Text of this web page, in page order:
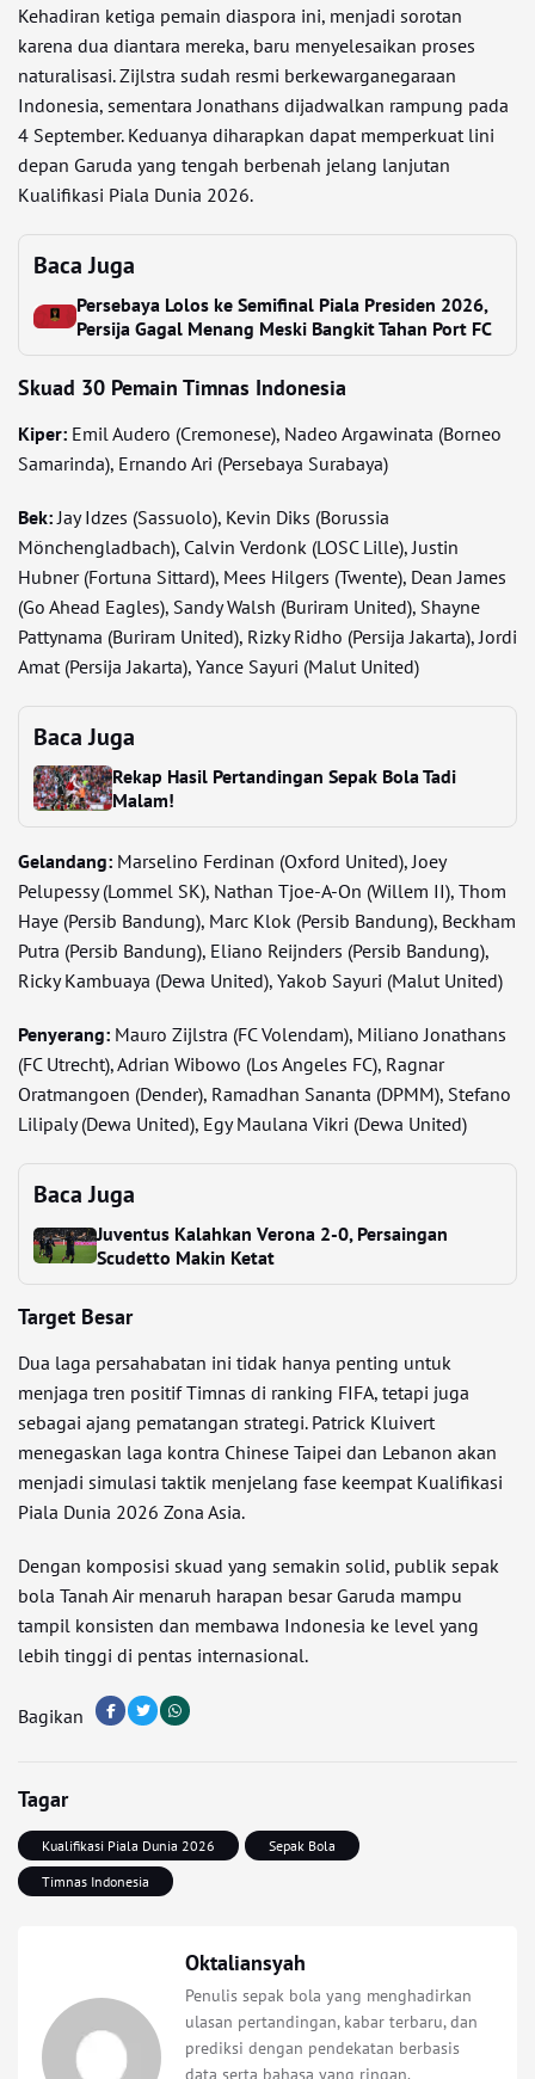
Kehadiran ketiga pemain diaspora ini, menjadi sorotan
karena dua diantara mereka, baru menyelesaikan proses
naturalisasi. Zijlstra sudah resmi berkewarganegaraan
Indonesia, sementara Jonathans dijadwalkan rampung pada
4 September. Keduanya diharapkan dapat memperkuat lini
depan Garuda yang tengah berbenah jelang lanjutan
Kualifikasi Piala Dunia 2026.
Baca Juga
Persebaya Lolos ke Semifinal Piala Presiden 2026,
Persija Gagal Menang Meski Bangkit Tahan Port FC
Skuad 30 Pemain Timnas Indonesia
Kiper: Emil Audero (Cremonese), Nadeo Argawinata (Borneo
Samarinda), Ernando Ari (Persebaya Surabaya)
Bek:Jay Idzes (Sassuolo), Kevin Diks (Borussia
Mönchengladbach), Calvin Verdonk (LOSC Lille), Justin
Hubner (Fortuna Sittard), Mees Hilgers (Twente), Dean James
(Go Ahead Eagles), Sandy Walsh (Buriram United), Shayne
Pattynama (Buriram United), Rizky Ridho (Persija Jakarta), Jordi
Amat (Persija Jakarta), Yance Sayuri (Malut United)
Baca Juga
Rekap Hasil Pertandingan Sepak Bola Tadi
Malam!
Gelandang: Marselino Ferdinan (Oxford United), Joey
Pelupessy (Lommel SK), Nathan Tjoe-A-On (Willem II), Thom
Haye (Persib Bandung), Marc Klok (Persib Bandung), Beckham
Putra (Persib Bandung), Eliano Reijnders (Persib Bandung),
Ricky Kambuaya (Dewa United), Yakob Sayuri (Malut United)
Penyerang: Mauro Zijlstra (FC Volendam), Miliano Jonathans
(FC Utrecht), Adrian Wibowo (Los Angeles FC), Ragnar
Oratmangoen (Dender), Ramadhan Sananta (DPMM), Stefano
Lilipaly (Dewa United), Egy Maulana Vikri (Dewa United)
Baca Juga
Juventus Kalahkan Verona 2-0, Persaingan
Scudetto Makin Ketat
Target Besar
Dua laga persahabatan ini tidak hanya penting untuk
menjaga tren positif Timnas di ranking FIFA, tetapi juga
sebagai ajang pematangan strategi. Patrick Kluivert
menegaskan laga kontra Chinese Taipei dan Lebanon akan
menjadi simulasi taktik menjelang fase keempat Kualifikasi
Piala Dunia 2026 Zona Asia.
Dengan komposisi skuad yang semakin solid, publik sepak
bola Tanah Air menaruh harapan besar Garuda mampu
tampil konsisten dan membawa Indonesia ke level yang
lebih tinggi di pentas internasional.
Bagikan
Tagar
Kualifikasi Piala Dunia 2026
Sepak Bola
Timnas Indonesia
Oktaliansyah
Penulis sepak bola yang menghadirkan
ulasan pertandingan, kabar terbaru, dan
prediksi dengan pendekatan berbasis
data serta bahasa yang ringan.